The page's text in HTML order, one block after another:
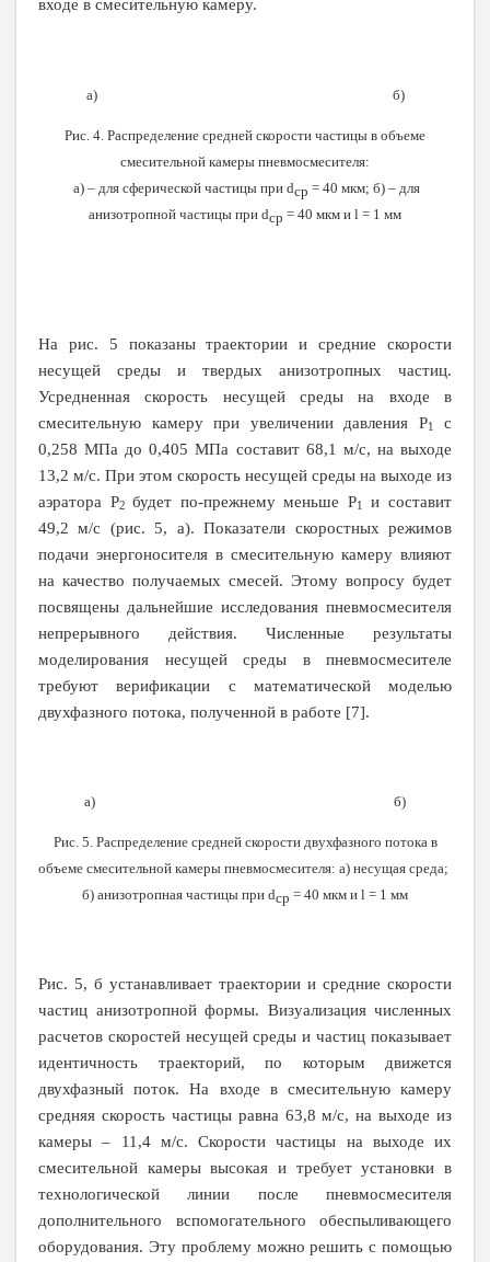
входе в смесительную камеру.
а) б)
Рис. 4. Распределение средней скорости частицы в объеме
смесительной камеры пневмосмесителя:
а) – для сферической частицы при dср = 40 мкм; б) – для
анизотропной частицы при dср = 40 мкм и l = 1 мм
На рис. 5 показаны траектории и средние скорости
несущей среды и твердых анизотропных частиц.
Усредненная скорость несущей среды на входе в
смесительную камеру при увеличении давления P1
с
0,258 МПа до 0,405 МПа составит 68,1 м/с, на выходе
13,2 м/с. При этом скорость несущей среды на выходе из
аэратора P2будет по-прежнему меньше P1
и составит
49,2 м/с (рис. 5, а). Показатели скоростных режимов
подачи энергоносителя в смесительную камеру влияют
на качество получаемых смесей. Этому вопросу будет
посвящены дальнейшие исследования пневмосмесителя
непрерывного действия. Численные результаты
моделирования несущей среды в пневмосмесителе
требуют верификации с математической моделью
двухфазного потока, полученной в работе [7].
а) б)
Рис. 5. Распределение средней скорости двухфазного потока в
объеме смесительной камеры пневмосмесителя: а) несущая среда;
б) анизотропная частицы при dср = 40 мкм и l = 1 мм
Рис. 5, б устанавливает траектории и средние скорости
частиц анизотропной формы. Визуализация численных
расчетов скоростей несущей среды и частиц показывает
идентичность траекторий, по которым движется
двухфазный поток. На входе в смесительную камеру
средняя скорость частицы равна 63,8 м/с, на выходе из
камеры – 11,4 м/с. Скорости частицы на выходе их
смесительной камеры высокая и требует установки в
технологической линии после пневмосмесителя
дополнительного вспомогательного обеспыливающего
оборудования. Эту проблему можно решить с помощью